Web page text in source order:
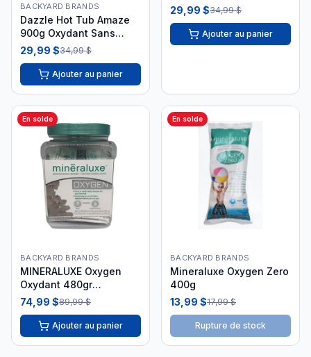
BACKYARD BRANDS
Dazzle Hot Tub Amaze
900g Oxydant Sans
Chlore DAZ08801
29,99 $34,99 $
Ajouter au panier
29,99 $34,99 $
Ajouter au panier
En solde
BACKYARD BRANDS
MINERALUXE Oxygen
Oxydant 480gr
(12x40gr) - DML00522
74,99 $89,99 $
Ajouter au panier
En solde
BACKYARD BRANDS
Mineraluxe Oxygen Zero
400g
13,99 $17,99 $
Rupture de stock